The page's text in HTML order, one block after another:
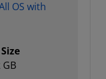
OS with
GB